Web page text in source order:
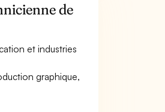
de
et industries
graphique,